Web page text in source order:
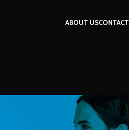
ABOUT USCONTACT